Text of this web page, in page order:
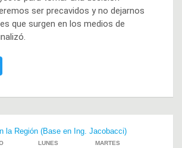
ser precavidos y no dejarnos
que surgen en los medios de
tt
er